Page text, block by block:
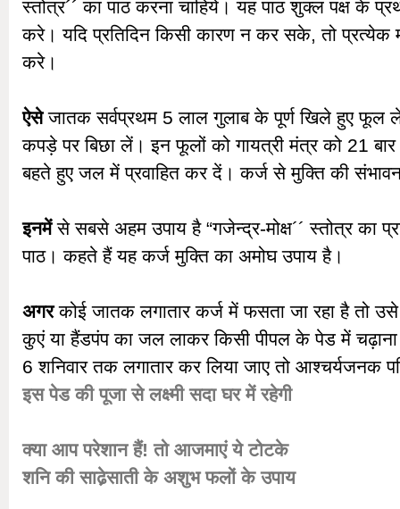
स्तोत्र´´ का पाठ करना चाहिये। यह पाठ शुक्ल पक्ष के
करे। यदि प्रतिदिन किसी कारण न कर सके, तो प्रत्येक
करे।
ऐसेजातक सर्वप्रथम 5 लाल गुलाब के पूर्ण खिले हुए
कपड़े पर बिछा लें। इन फूलों को गायत्री मंत्र को 21
बहते हुए जल में प्रवाहित कर दें। कर्ज से मुक्ति की
इनमेंसे सबसे अहम उपाय है “गजेन्द्र-मोक्ष´´ स्तोत्र का
पाठ। कहते हैं यह कर्ज मुक्ति का अमोघ उपाय है।
अगरकोई जातक लगातार कर्ज में फसता जा रहा है तो
कुएं या हैंडपंप का जल लाकर किसी पीपल के पेड में चढ़ाना
6 शनिवार तक लगातार कर लिया जाए तो आश्चर्यजनक
इस पेड की पूजा से लक्ष्मी सदा घर में रहेगी
क्या आप परेशान हैं! तो आजमाएं ये टोटके
शनि की साढे़साती के अशुभ फलों के उपाय